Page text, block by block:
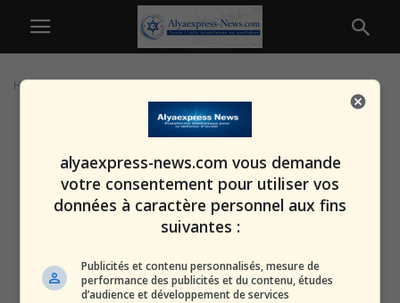
Home
alyaexpress-news.com vous demande
votre consentement pour utiliser vos
données à caractère personnel aux fins
suivantes :
Publicités et contenu personnalisés, mesure de
performance des publicités et du contenu, études
d’audience et développement de services